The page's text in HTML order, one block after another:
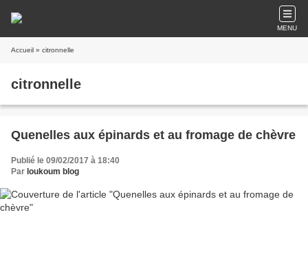
MENU
Accueil » citronnelle
citronnelle
Quenelles aux épinards et au fromage de chèvre
Publié le 09/02/2017 à 18:40
Par loukoum blog